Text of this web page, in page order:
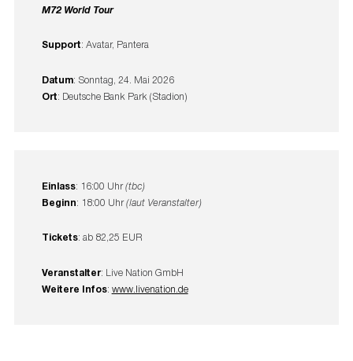
M72 World Tour
Support: Avatar, Pantera
Datum: Sonntag, 24. Mai 2026
Ort: Deutsche Bank Park (Stadion)
Einlass: 16:00 Uhr(tbc)
Beginn: 18:00 Uhr(laut Veranstalter)
Tickets: ab 82,25 EUR
Veranstalter: Live Nation GmbH
Weitere Infos: www.livenation.de